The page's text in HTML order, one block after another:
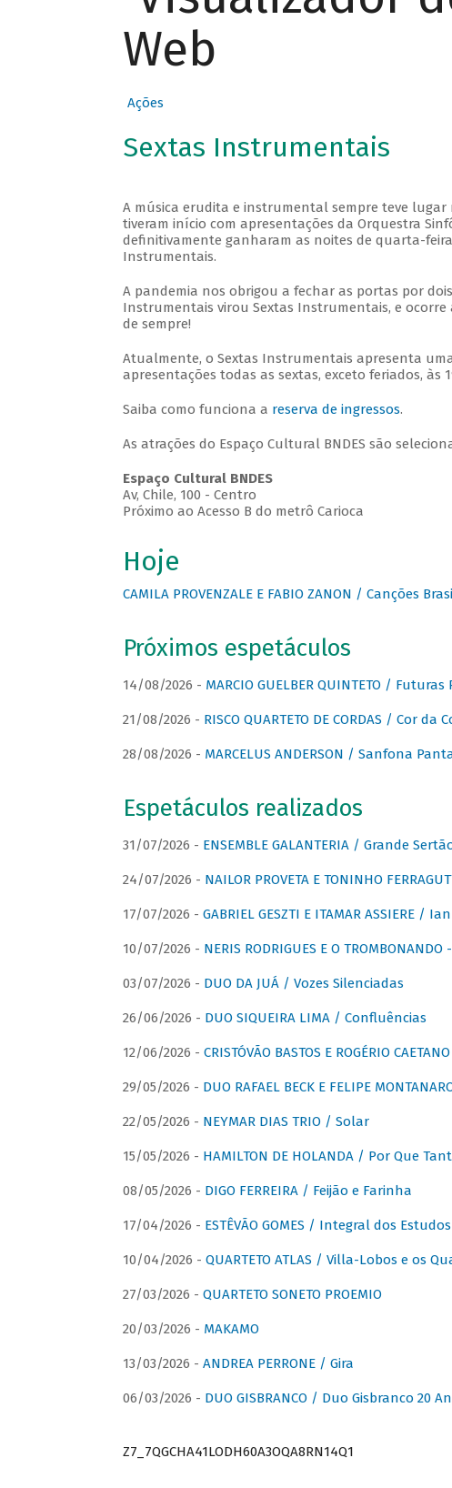
Web
Ações
Sextas Instrumentais
A música erudita e instrumental sempre teve lugar
tiveram início com apresentações da Orquestra
definitivamente ganharam as noites de quarta-
Instrumentais.
A pandemia nos obrigou a fechar as portas por
Instrumentais virou Sextas Instrumentais, e
de sempre!
Atualmente, o Sextas Instrumentais apresenta
apresentações todas as sextas, exceto feriados, às
Saiba como funciona a reserva de ingressos.
As atrações do Espaço Cultural BNDES são
Espaço Cultural BNDES
Av, Chile, 100 - Centro
Próximo ao Acesso B do metrô Carioca
Hoje
CAMILA PROVENZALE E FABIO ZANON / Canções
Próximos espetáculos
14/08/2026 - MARCIO GUELBER QUINTETO / Futuras
21/08/2026 - RISCO QUARTETO DE CORDAS / Cor da
28/08/2026 - MARCELUS ANDERSON / Sanfona
Espetáculos realizados
31/07/2026 - ENSEMBLE GALANTERIA / Grande
24/07/2026 - NAILOR PROVETA E TONINHO
17/07/2026 - GABRIEL GESZTI E ITAMAR ASSIERE /
10/07/2026 - NERIS RODRIGUES E O
03/07/2026 - DUO DA JUÁ / Vozes Silenciadas
26/06/2026 - DUO SIQUEIRA LIMA / Confluências
12/06/2026 - CRISTÓVÃO BASTOS E ROGÉRIO CAETANO
29/05/2026 - DUO RAFAEL BECK E FELIPE
22/05/2026 - NEYMAR DIAS TRIO / Solar
15/05/2026 - HAMILTON DE HOLANDA / Por Que
08/05/2026 - DIGO FERREIRA / Feijão e Farinha
17/04/2026 - ESTÊVÃO GOMES / Integral dos
10/04/2026 - QUARTETO ATLAS / Villa-Lobos e os
27/03/2026 - QUARTETO SONETO PROEMIO
20/03/2026 - MAKAMO
13/03/2026 - ANDREA PERRONE / Gira
06/03/2026 - DUO GISBRANCO / Duo Gisbranco 20
Z7_7QGCHA41LODH60A3OQA8RN14Q1